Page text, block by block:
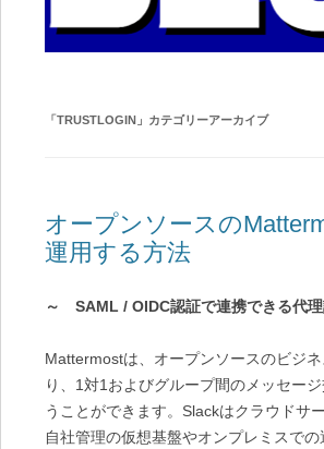
「TRUSTLOGIN 」カテゴリーアーカイブ
オープンソースの
運用する方法
～ SAML / OIDC認証で連携できる代
Mattermostは、オープンソースのビジ
り、1対1およびグループ間のメッセー
うことができます。Slackはクラウドサ
自社管理の仮想基盤やオンプレミスで